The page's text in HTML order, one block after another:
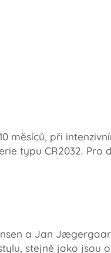
měsíců, při
typu CR2032. Pro
a Jan
stejně jako jsou